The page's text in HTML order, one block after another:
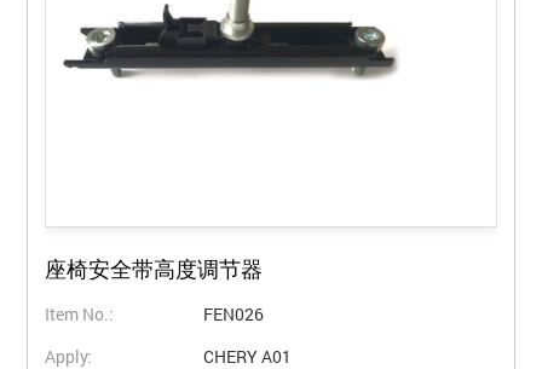
座椅安全带高度调节器
Item No.:
FEN026
Apply:
CHERY A01